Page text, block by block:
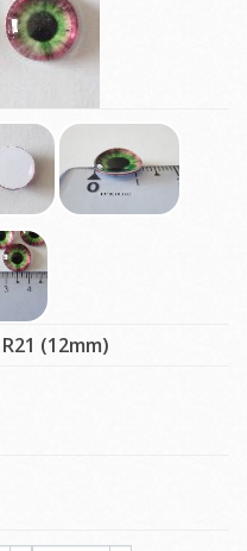
(12mm)